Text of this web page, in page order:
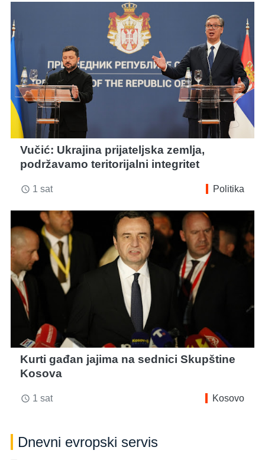
Vučić: Ukrajina prijateljska zemlja,
podržavamo teritorijalni integritet
access_time 1 sat Politika
Kurti gađan jajima na sednici Skupštine
Kosova
access_time 1 sat Kosovo
Dnevni evropski servis